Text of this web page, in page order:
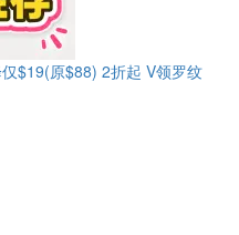
$19(原$88) 2折起 V领罗纹